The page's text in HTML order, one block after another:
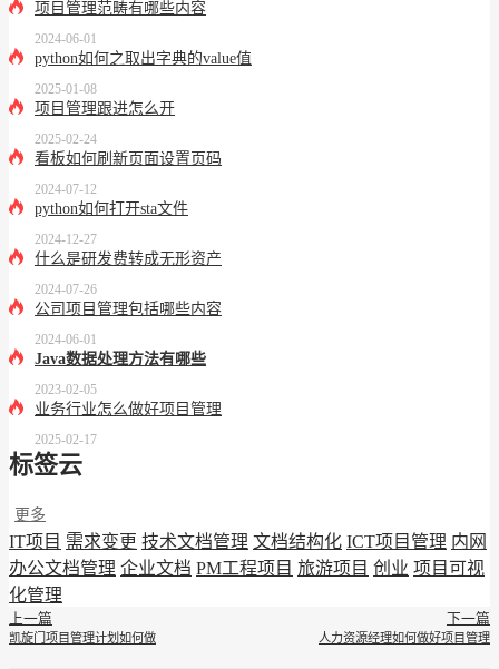
项目管理范畴有哪些内容
2024-06-01
python如何之取出字典的value值
2025-01-08
项目管理跟进怎么开
2025-02-24
看板如何刷新页面设置页码
2024-07-12
python如何打开sta文件
2024-12-27
什么是研发费转成无形资产
2024-07-26
公司项目管理包括哪些内容
2024-06-01
Java数据处理方法有哪些
2023-02-05
业务行业怎么做好项目管理
2025-02-17
标签云
更多
IT项目 需求变更 技术文档管理 文档结构化 ICT项目管理 内网
办公文档管理 企业文档 PM工程项目 旅游项目 创业 项目可视
化管理
上一篇
凯旋门项目管理计划如何做
下一篇
人力资源经理如何做好项目管理